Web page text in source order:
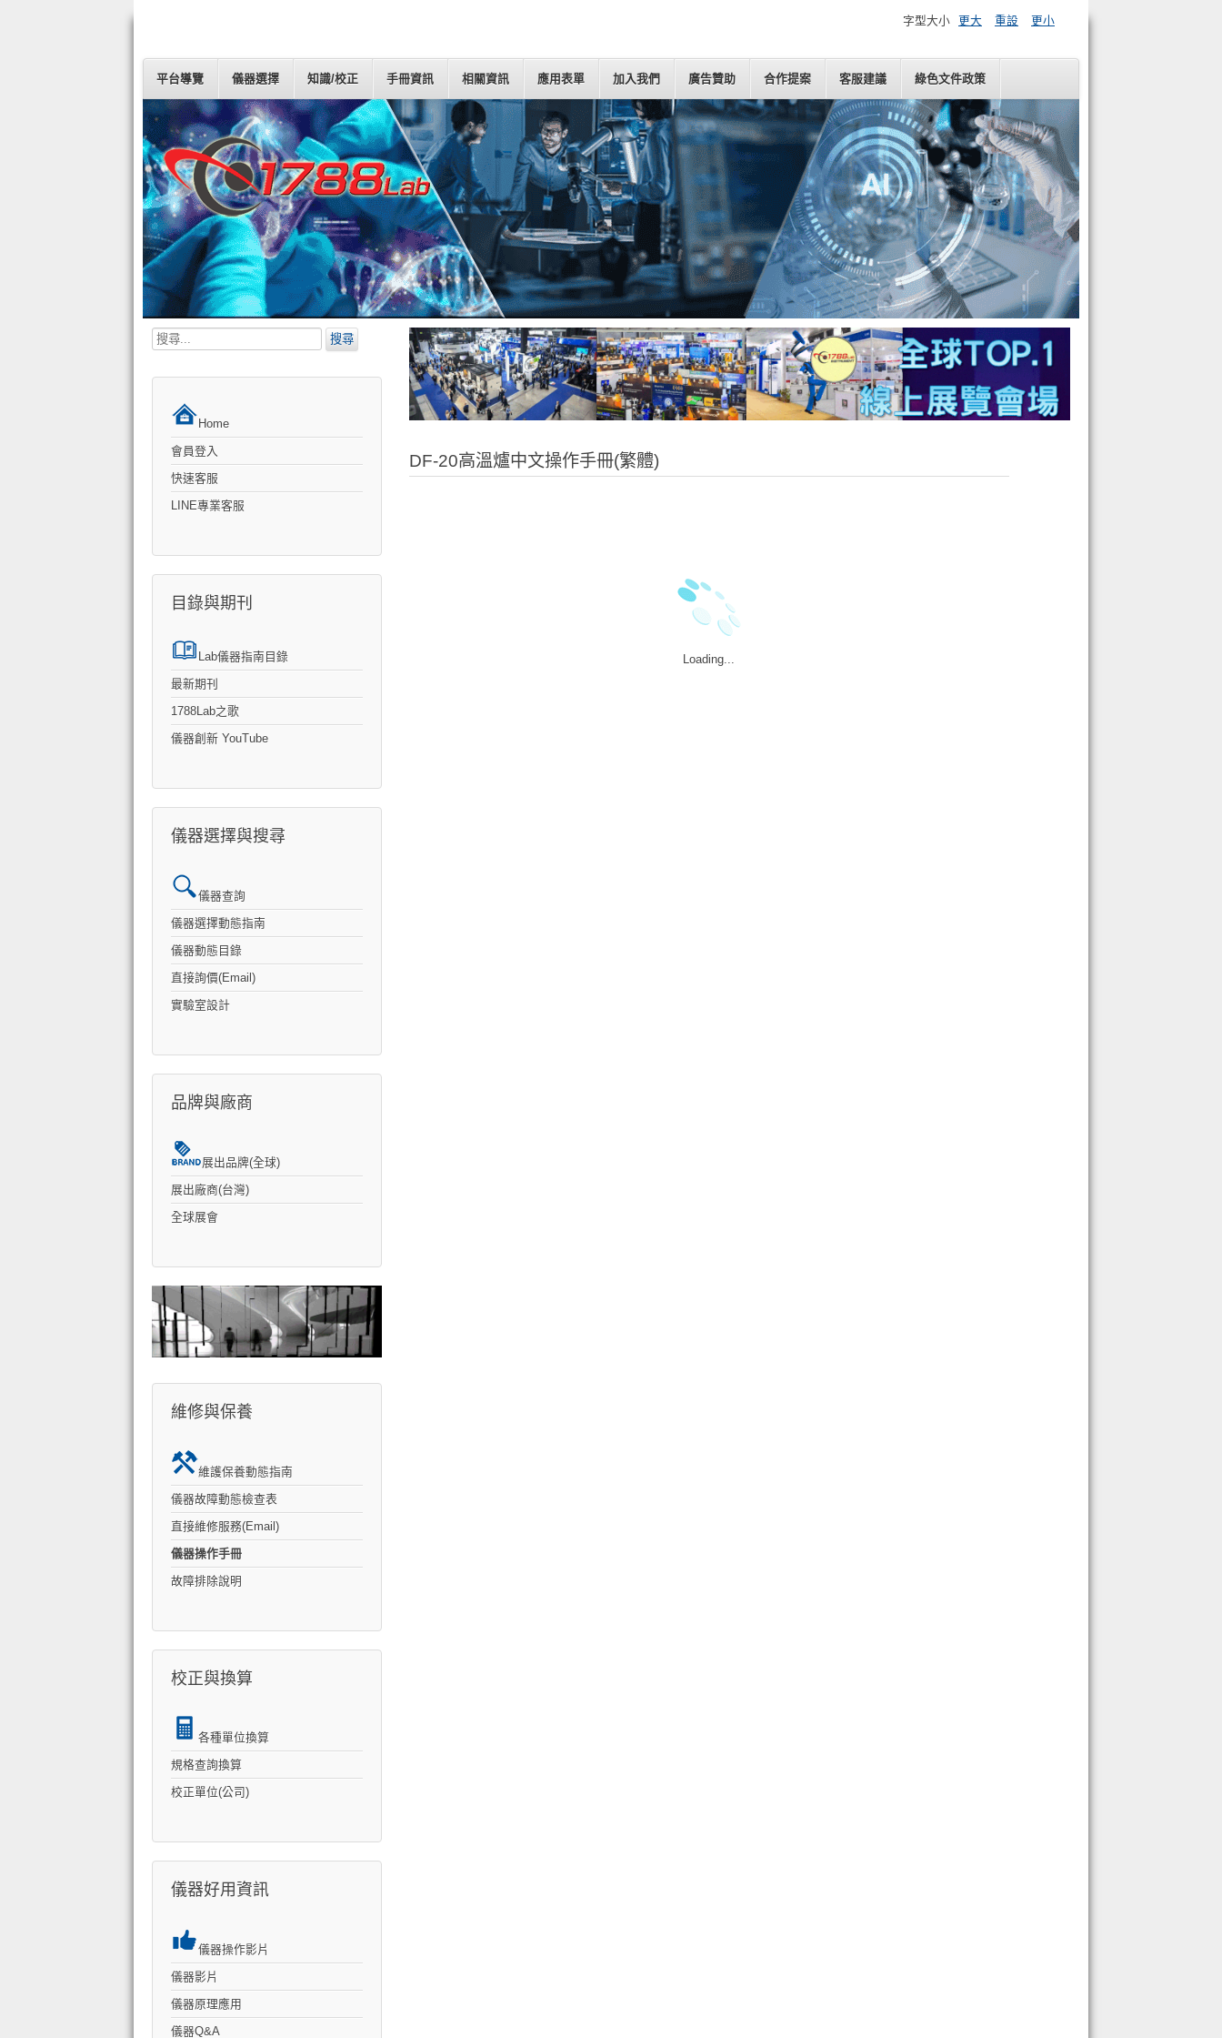
平台導覽 儀器選擇 知識/校正 手冊資訊 相關資訊 應用表單 加入我們 廣告贊助 合作提案 客服建議 綠色文件政策
字型大小 更大 重設 更小
搜
搜尋
Home
會員登入
快速客服
LINE專業客服
目錄與期刊
Lab儀器指南目錄
最新期刊
1788Lab之歌
儀器創新 YouTube
儀器選擇與搜尋
儀器查詢
儀器選擇動態指南
儀器動態目錄
直接詢價(Email)
實驗室設計
品牌與廠商
展出品牌(全球)
展出廠商(台灣)
全球展會
維修與保養
維護保養動態指南
儀器故障動態檢查表
直接維修服務(Email)
儀器操作手冊
故障排除說明
校正與換算
各種單位換算
規格查詢換算
校正單位(公司)
儀器好用資訊
儀器操作影片
儀器影片
儀器原理應用
儀器Q&A
DF-20高溫爐中文操作手冊(繁體)
Loading...